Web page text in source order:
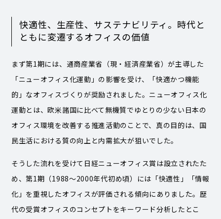
快適性、生産性、サステナビリティ。時代と
ともに変遷するオフィスの価値
まず第1期には、通商産業省（現・経済産業省）が主導した
「ニューオフィス化運動」の影響を受け、「快適かつ機能
的」なオフィスづくりが奨励されました。ニューオフィス化
運動とは、欧米諸国に比べて無機質でゆとりの少ない日本の
オフィス環境を改善する推進活動のことで、真の目的は、国
民生活における質の向上と内需拡大が狙いでした。
そうした流れを受けて日経ニューオフィス賞は設立されたた
め、第1期（1988〜2000年代初め頃）には「快適性」「情報
化」を重視したオフィスが評価される傾向にありました。歴
代の受賞オフィスのコンセプトをキーワード分析したとこ